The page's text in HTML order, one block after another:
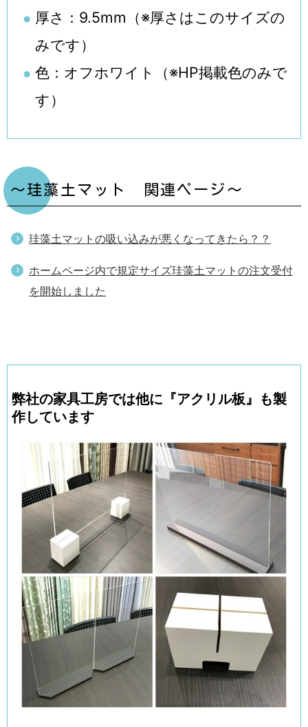
厚さ：9.5mm（※厚さはこのサイズの
みです）
色：オフホワイト（※HP掲載色のみで
す）
～珪藻土マット 関連ページ～
珪藻土マットの吸い込みが悪くなってきたら？？
ホームページ内で規定サイズ珪藻土マットの注文受付
を開始しました
弊社の家具工房では他に『アクリル板』も製
作しています